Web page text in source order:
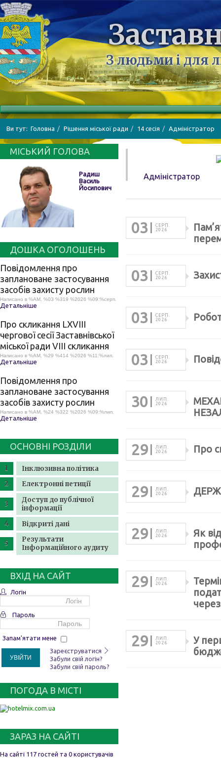
З людьми і для
Ви тут: Головна Рішення міської ради 14 сесія Адміністратор
МІСЬКИЙ ГОЛОВА
Радиш
Василь
Йосипович
ДОШКА ОГОЛОШЕНЬ
Повідомлення про
заплановане застосування
засобів захисту рослин
Написано в %AM, %03 %319 %2026 %09:%серп.
Детальніше
Про скликання LХVІІІ
чергової сесії Заставнівської
міської ради VIII скликання
Написано в %AM, %29 %414 %2026 %11:%лип.
Детальніше
Повідомлення про
заплановане застосування
засобів захисту рослин
Написано в %AM, %24 %322 %2026 %09:%лип.
Детальніше
ОСНОВНІ РОЗДІЛИ
Інклюзивна політика
Електронні петиції
Доступ до публічної
інформації
Відкриті дані
Результати
Інформаційного аудиту
ВХІД НА САЙТ
Логін
Пароль
Запам'ятати мене
УВІЙТИ
Зареєструватися
Забули свій логін?
Забули свій пароль?
ПОГОДА В МІСТІ
ЗАРАЗ НА САЙТІ
На сайті 117 гостей та 0 користувачів
Адміністратор
03
СЕРП.
2026
03
СЕРП.
2026
03
СЕРП.
2026
03
СЕРП.
2026
30
ЛИП.
2026
29
ЛИП.
2026
Про
29
ЛИП.
2026
29
ЛИП.
2026
Як
29
ЛИП.
2026
29
ЛИП.
2026
У